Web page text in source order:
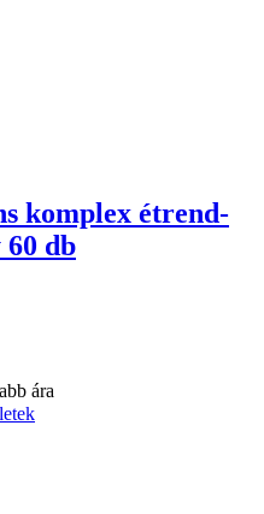
komplex étrend-
60 db
ára